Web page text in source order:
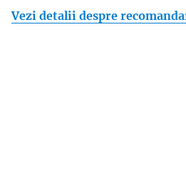
Vezi detalii despre